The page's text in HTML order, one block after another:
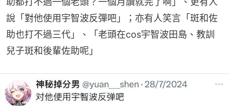
說「對他使用宇智波反彈吧」；亦有人笑言「斑和佐
助也打不過三代」、「老頭在cos宇智波田島、教訓
兒子斑和後輩佐助呢」